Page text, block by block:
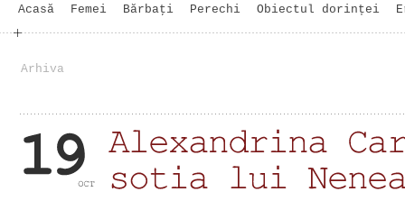
Acasă Femei Bărbaţi Perechi Obiectul dorinței
Arhiva